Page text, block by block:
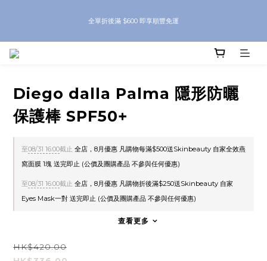
全單折後滿 $600 即享順豐免運
8月優惠 凡購物折後滿$250送Skinbeauty 自家Eyes Mask一對 每滿$500送
Diego dalla Palma 隱形防曬
保護棒 SPF50+
至08/31 16:00截止 全店，8月優惠 凡購物每滿$500送Skinbeauty 自家全效燕
窩面膜 1塊 送完即止 (公價及團購產品 不參與任何優惠)
至08/31 16:00截止 全店，8月優惠 凡購物折後滿$250送Skinbeauty 自家
Eyes Mask一對 送完即止 (公價及團購產品 不參與任何優惠)
查看更多
HK$420.00